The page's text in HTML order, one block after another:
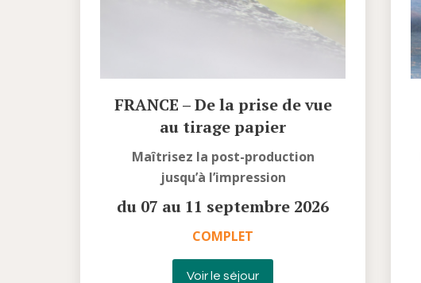
FRANCE – De la prise de vue
au tirage papier
Maîtrisez la post-production
jusqu’à l’impression
du 07 au 11 septembre 2026
COMPLET
Voir le séjour